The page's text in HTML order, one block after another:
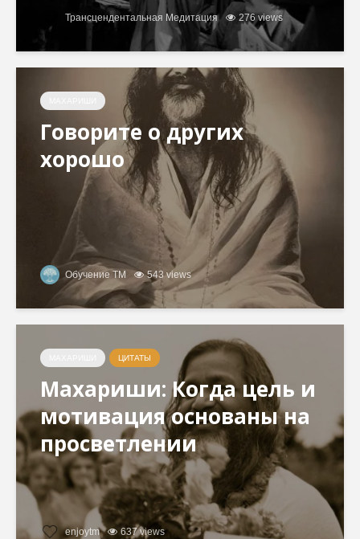
Трансцендентальная Медитация 276 views
Говорите о других
хорошо
Обучение ТМ 543 views
ЦИТАТЫ
Махариши: Когда цель и
мотивация основаны на
просветлении
enjoytm 637 views